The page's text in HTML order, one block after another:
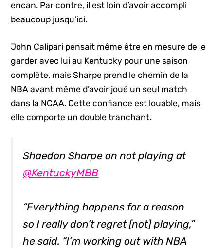
encan. Par contre, il est loin d’avoir accompli
beaucoup jusqu’ici.
John Calipari pensait même être en mesure de le
garder avec lui au Kentucky pour une saison
complète, mais Sharpe prend le chemin de la
NBA avant même d’avoir joué un seul match
dans la NCAA. Cette confiance est louable, mais
elle comporte un double tranchant.
Shaedon Sharpe on not playing at
@KentuckyMBB
“Everything happens for a reason
so I really don’t regret [not] playing,”
he said. “I’m working out with NBA